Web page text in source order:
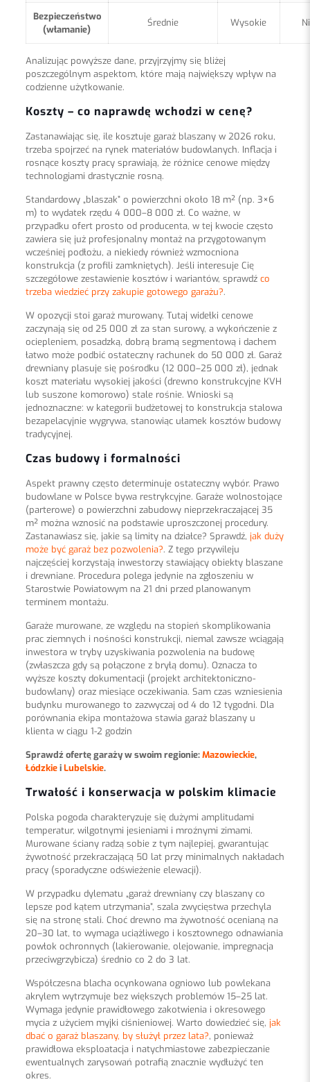
Bezpieczeństwo
(włamanie)
Średnie Wysokie
Analizując powyższe dane, przyjrzyjmy się bliżej
poszczególnym aspektom, które mają największy wpływ na
codzienne użytkowanie.
Koszty – co naprawdę wchodzi w cenę?
Zastanawiając się, ile kosztuje garaż blaszany w 2026 roku,
trzeba spojrzeć na rynek materiałów budowlanych. Inflacja i
rosnące koszty pracy sprawiają, że różnice cenowe między
technologiami drastycznie rosną.
Standardowy „blaszak” o powierzchni około 18 m² (np. 3×6
m) to wydatek rzędu 4 000–8 000 zł. Co ważne, w
przypadku ofert prosto od producenta, w tej kwocie często
zawiera się już profesjonalny montaż na przygotowanym
wcześniej podłożu, a niekiedy również wzmocniona
konstrukcja (z profili zamkniętych). Jeśli interesuje Cię
szczegółowe zestawienie kosztów i wariantów, sprawdź co
trzeba wiedzieć przy zakupie gotowego garażu?.
W opozycji stoi garaż murowany. Tutaj widełki cenowe
zaczynają się od 25 000 zł za stan surowy, a wykończenie z
ociepleniem, posadzką, dobrą bramą segmentową i dachem
łatwo może podbić ostateczny rachunek do 50 000 zł. Garaż
drewniany plasuje się pośrodku (12 000–25 000 zł), jednak
koszt materiału wysokiej jakości (drewno konstrukcyjne KVH
lub suszone komorowo) stale rośnie. Wnioski są
jednoznaczne: w kategorii budżetowej to konstrukcja stalowa
bezapelacyjnie wygrywa, stanowiąc ułamek kosztów budowy
tradycyjnej.
Czas budowy i formalności
Aspekt prawny często determinuje ostateczny wybór. Prawo
budowlane w Polsce bywa restrykcyjne. Garaże wolnostojące
(parterowe) o powierzchni zabudowy nieprzekraczającej 35
m² można wznosić na podstawie uproszczonej procedury.
Zastanawiasz się, jakie są limity na działce? Sprawdź, jak duży
może być garaż bez pozwolenia?. Z tego przywileju
najczęściej korzystają inwestorzy stawiający obiekty blaszane
i drewniane. Procedura polega jedynie na zgłoszeniu w
Starostwie Powiatowym na 21 dni przed planowanym
terminem montażu.
Garaże murowane, ze względu na stopień skomplikowania
prac ziemnych i nośności konstrukcji, niemal zawsze wciągają
inwestora w tryby uzyskiwania pozwolenia na budowę
(zwłaszcza gdy są połączone z bryłą domu). Oznacza to
wyższe koszty dokumentacji (projekt architektoniczno-
budowlany) oraz miesiące oczekiwania. Sam czas wzniesienia
budynku murowanego to zazwyczaj od 4 do 12 tygodni. Dla
porównania ekipa montażowa stawia garaż blaszany u
klienta w ciągu 1-2 godzin
Sprawdź ofertę garaży w swoim regionie:Mazowieckie,
ŁódzkieiLubelskie.
Trwałość i konserwacja w polskim klimacie
Polska pogoda charakteryzuje się dużymi amplitudami
temperatur, wilgotnymi jesieniami i mroźnymi zimami.
Murowane ściany radzą sobie z tym najlepiej, gwarantując
żywotność przekraczającą 50 lat przy minimalnych nakładach
pracy (sporadyczne odświeżenie elewacji).
W przypadku dylematu „garaż drewniany czy blaszany co
lepsze pod kątem utrzymania”, szala zwycięstwa przechyla
się na stronę stali. Choć drewno ma żywotność ocenianą na
20–30 lat, to wymaga uciążliwego i kosztownego odnawiania
powłok ochronnych (lakierowanie, olejowanie, impregnacja
przeciwgrzybicza) średnio co 2 do 3 lat.
Współczesna blacha ocynkowana ogniowo lub powlekana
akrylem wytrzymuje bez większych problemów 15–25 lat.
Wymaga jedynie prawidłowego zakotwienia i okresowego
mycia z użyciem myjki ciśnieniowej. Warto dowiedzieć się, jak
dbać o garaż blaszany, by służył przez lata?, ponieważ
prawidłowa eksploatacja i natychmiastowe zabezpieczanie
ewentualnych zarysowań potrafią znacznie wydłużyć ten
okres.